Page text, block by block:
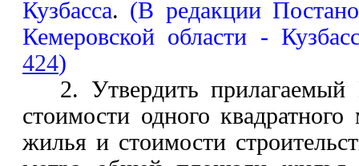
Кузбасса. (В редакции
Кемеровской области -
424)
2. Утвердить прилагаемый
стоимости одного
жилья и стоимости